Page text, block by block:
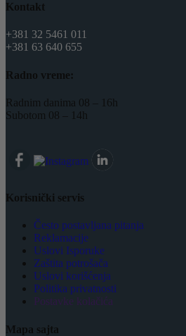
Kontakt
+381 32 5461 011
+381 63 640 655
Radno vreme:
Radnim danima 08 – 16h
Subotom 08 – 14h
Korisnički servis
Često postavljana pitanja
Reklamacije
Uslovi Isporuke
Zaštita potrošača
Uslovi korišćenja
Politika privatnosti
Postavke kolačića
Mapa sajta